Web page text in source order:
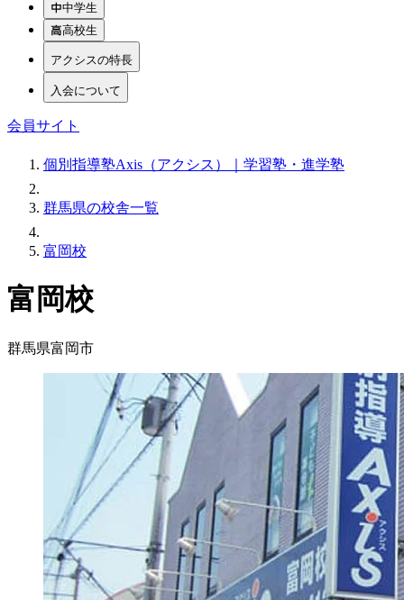
中学生
高校生
アクシスの特長
入会について
会員サイト
個別指導塾Axis（アクシス）｜学習塾・進学塾
群馬県の校舎一覧
富岡校
富岡校
群馬県富岡市